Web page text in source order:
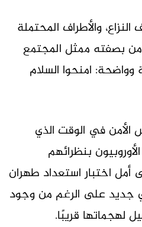
والأطراف المحتملة
بصفته ممثل المجتمع
امنحوا السلام
في الوقت الذي
بنظرائهم
أمل اختبار استعداد طهران
جديد على الرغم من وجود
لهجماتها قريبًا.